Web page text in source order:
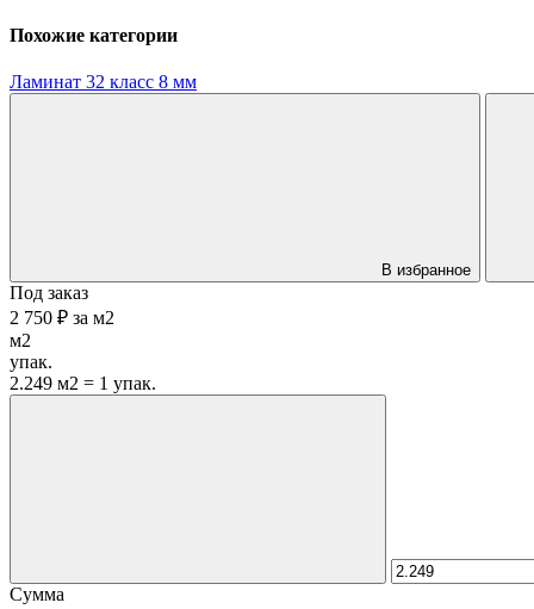
Похожие категории
Ламинат 32 класс 8 мм
В избранное
Под заказ
2 750 ₽ за м2
м2
упак.
2.249 м2 = 1 упак.
Сумма